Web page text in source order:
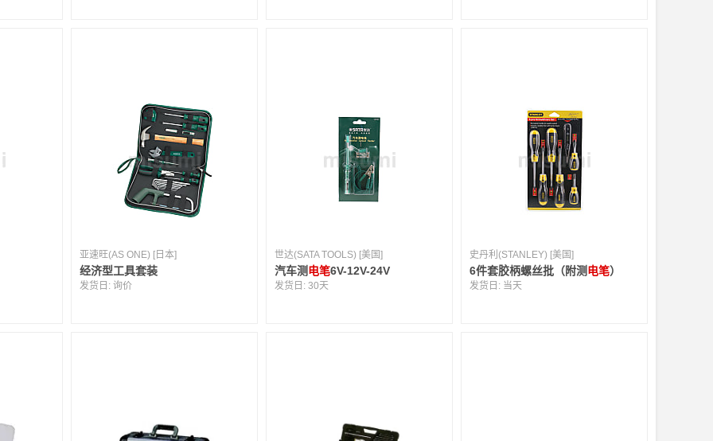
亚速旺(AS ONE) [日本]
经济型工具套装
发货日:询价
世达(SATA TOOLS) [美国]
汽车测电笔6V-12V-24V
发货日:30天
史丹利(STANLEY) [美国]
6件套胶柄螺丝批（附测电笔）
发货日: 当天